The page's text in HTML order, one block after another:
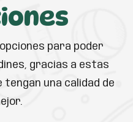
para poder
gracias a estas
tengan una calidad de